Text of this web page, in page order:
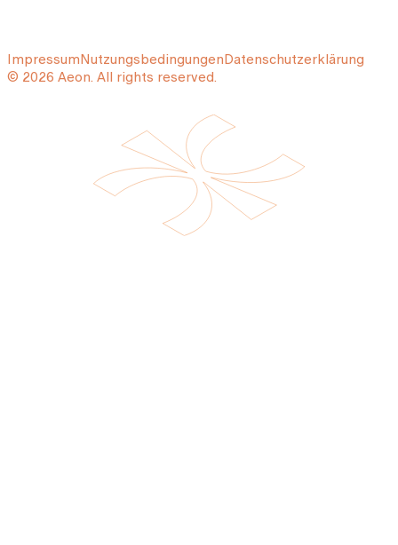
ImpressumNutzungsbedingungenDatenschutzerklärung
© 2026 Aeon. All rights reserved.